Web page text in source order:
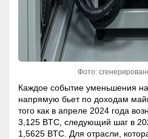
Фото:
Каждое событие уменьшения
напрямую бьет по доходам
того как в апреле 2024 года
3,125 BTC, следующий шаг в
1,5625 BTC. Для отрасли,